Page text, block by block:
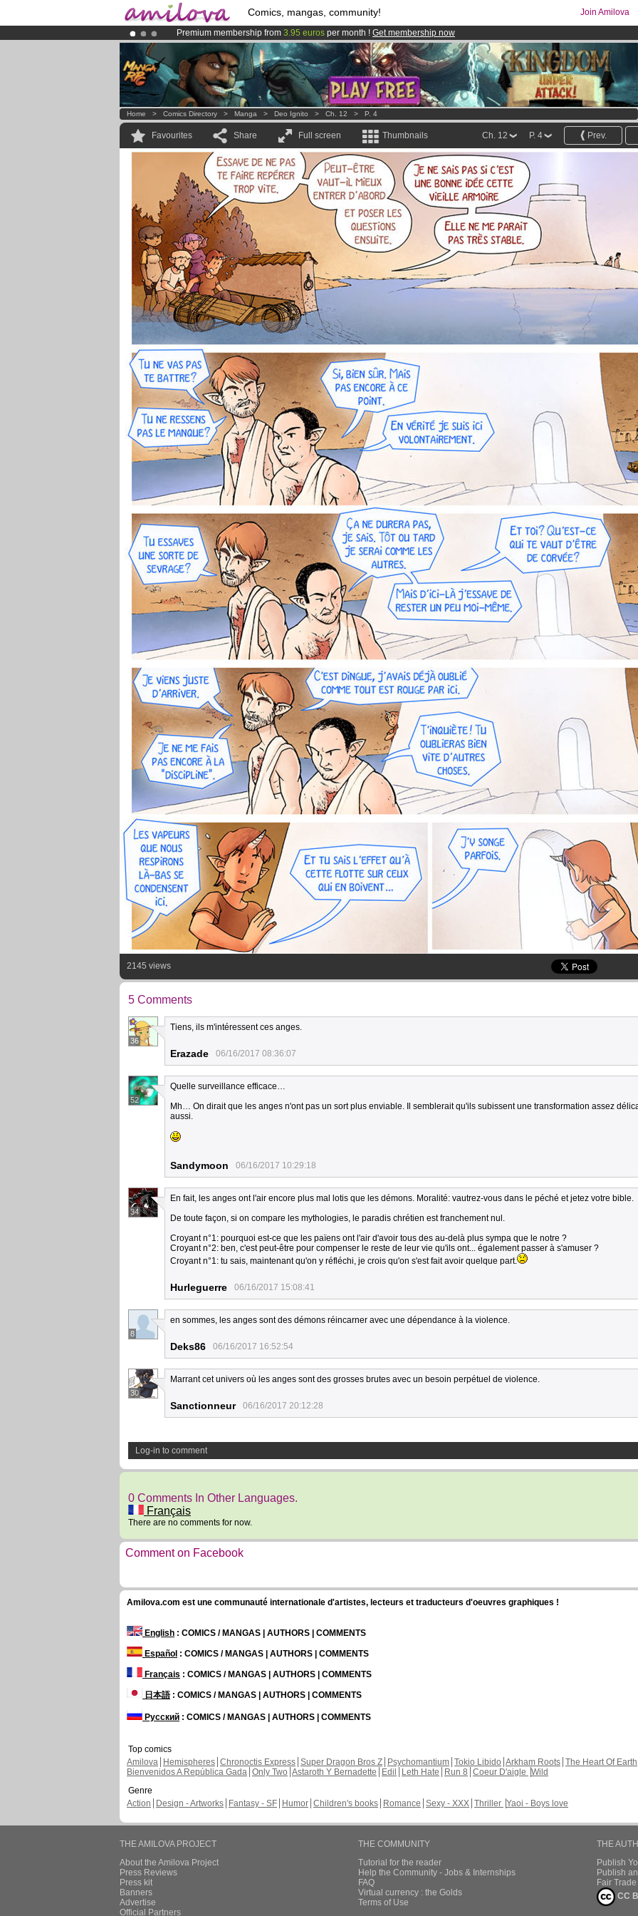
Comics, mangas, community! Join Amilova
Premium membership from 3.95 euros per month ! Get membership now
AmilovaKickstarter is now LIVE!.
Already 134393membersand 1208 comics & mangas!.
Home > Comics Directory > Manga > Deo Ignito > Ch. 12 > P. 4
Favourites Share Full screen Thumbnails Prev.
P. 4
Ch. 12
2145 views
5 Comments
36
Tiens, ils m'intéressent ces anges.
Erazade 06/16/2017 08:36:07
52
Quelle surveillance efficace…
Mh… On dirait que les anges n'ont pas un sort plus enviable. Il semblerait qu'ils subissent une transformation assez
aussi.
Sandymoon 06/16/2017 10:29:18
34
En fait, les anges ont l'air encore plus mal lotis que les démons. Moralité: vautrez-vous dans le péché et jetez votre bible.
De toute façon, si on compare les mythologies, le paradis chrétien est franchement nul.
Croyant n°1: pourquoi est-ce que les païens ont l'air d'avoir tous des au-delà plus sympa que le notre ?
Croyant n°2: ben, c'est peut-être pour compenser le reste de leur vie qu'ils ont... également passer à s'amuser ?
Croyant n°1: tu sais, maintenant qu'on y réfléchi, je crois qu'on s'est fait avoir quelque part.
Hurleguerre 06/16/2017 15:08:41
8
en sommes, les anges sont des démons réincarner avec une dépendance à la violence.
Deks86 06/16/2017 16:52:54
30
Marrant cet univers où les anges sont des grosses brutes avec un besoin perpétuel de violence.
Sanctionneur 06/16/2017 20:12:28
Log-in to comment
0 Comments In Other Languages.
Français
There are no comments for now.
Comment on Facebook
Amilova.com est une communauté internationale d'artistes, lecteurs et traducteurs d'oeuvres graphiques !
English : COMICS / MANGAS | AUTHORS | COMMENTS
Español : COMICS / MANGAS | AUTHORS | COMMENTS
Français : COMICS / MANGAS | AUTHORS | COMMENTS
日本語: COMICS / MANGAS | AUTHORS | COMMENTS
Русский : COMICS / MANGAS | AUTHORS | COMMENTS
Top comics
Amilova
Hemispheres Chronoctis Express Super Dragon Bros Z Psychomantium Tokio Libido Arkham Roots The Heart Of Earth
Bienvenidos A República Gada Only Two Astaroth Y Bernadette Edil Leth Hate Run 8 Coeur D'aigle Wild
Genre
Action
Design - Artworks Fantasy - SF Humor Children's books Romance Sexy - XXX Thriller Yaoi - Boys love
THE AMILOVA PROJECT
About the Amilova Project
Press Reviews
Press kit
Banners
Advertise
Official Partners
THE COMMUNITY
Tutorial for the reader
Help the Community - Jobs & Internships
FAQ
Virtual currency : the Golds
Terms of Use
THE
Publish
Publish
Fair
CC